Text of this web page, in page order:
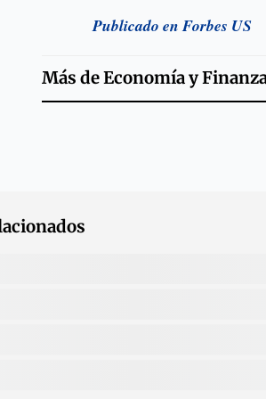
Publicado en Forbes US
Más deEconomía y